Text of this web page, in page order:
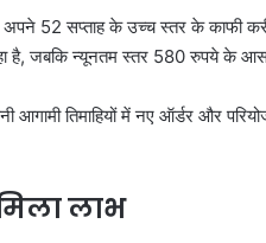
अपने 52 सप्ताह के उच्च स्तर के काफी
है, जबकि न्यूनतम स्तर 580 रुपये के
तिमाहियों में नए ऑर्डर और
लाभ